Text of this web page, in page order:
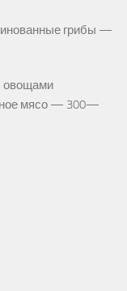
грибы —
овощами
мясо — 300—